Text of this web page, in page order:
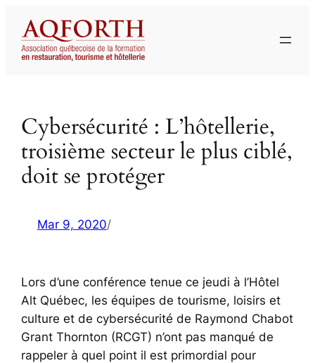
contenu
Cybersécurité : L’hôtellerie,
troisième secteur le plus ciblé,
doit se protéger
Mar 9, 2020/
Lors d’une conférence tenue ce jeudi à l’Hôtel
Alt Québec, les équipes de tourisme, loisirs et
culture et de cybersécurité de Raymond Chabot
Grant Thornton (RCGT) n’ont pas manqué de
rappeler à quel point il est primordial pour